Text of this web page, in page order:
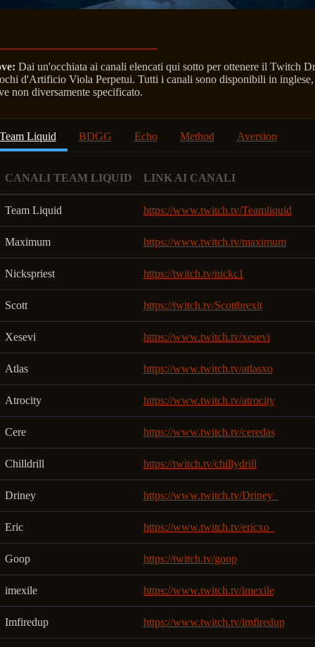
Dai un'occhiata ai canali elencati qui sotto per ottenere il Twitch
d'Artificio Viola Perpetui. Tutti i canali sono disponibili in inglese,
non diversamente specificato.
Liquid BDGG Echo Method Aversion
CANALI TEAM LIQUID LINK AI CANALI
Team Liquid https://www.twitch.tv/Teamliquid
Maximum https://www.twitch.tv/maximum
Nickspriest https://twitch.tv/nickc1
Scott https://twitch.tv/Scottbrexit
Xesevi https://www.twitch.tv/xesevi
Atlas https://www.twitch.tv/atlasxo
Atrocity https://www.twitch.tv/atrocity
Cere https://www.twitch.tv/ceredas
Chilldrill https://twitch.tv/chillydrill
Driney https://www.twitch.tv/Driney_
Eric https://www.twitch.tv/ericxo_
Goop https://twitch.tv/goop
imexile https://www.twitch.tv/imexile
Imfiredup https://www.twitch.tv/imfiredup